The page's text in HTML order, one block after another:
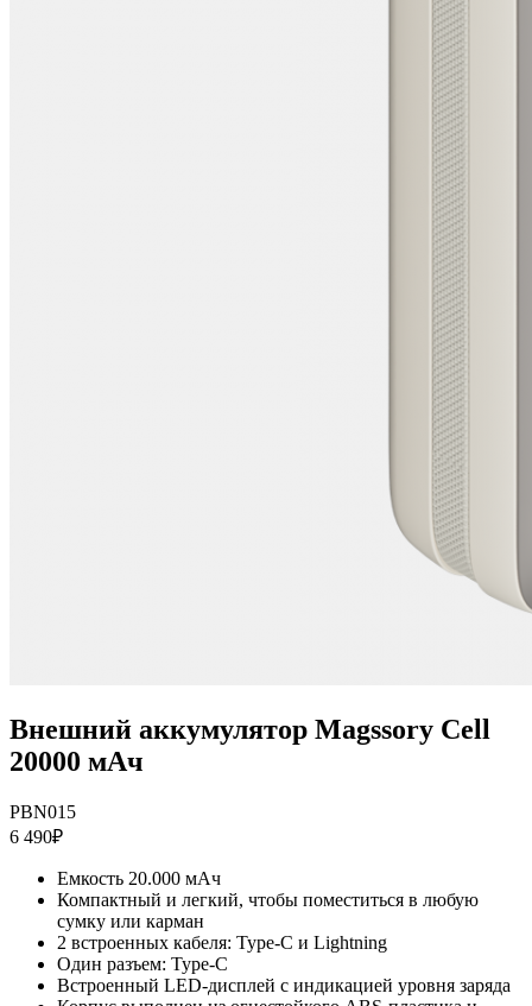
Внешний аккумулятор Magssory Cell
20000 мАч
PBN015
6 490₽
Емкость 20.000 мАч
Компактный и легкий, чтобы поместиться в любую
сумку или карман
2 встроенных кабеля: Type-C и Lightning
Один разъем: Type-C
Встроенный LED-дисплей с индикацией уровня заряда